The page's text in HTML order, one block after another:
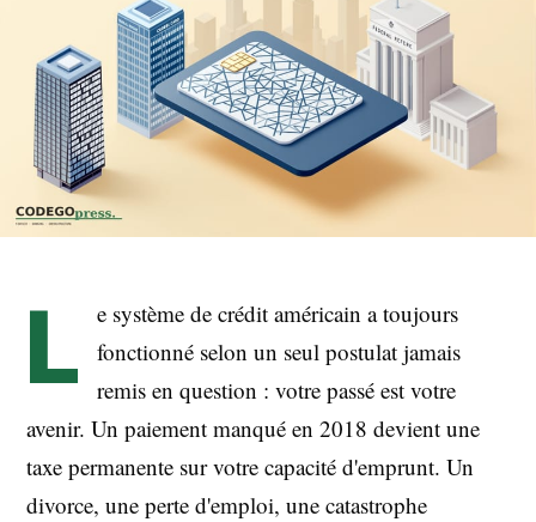
L
e système de crédit américain a toujours
fonctionné selon un seul postulat jamais
remis en question : votre passé est votre
avenir. Un paiement manqué en 2018 devient une
taxe permanente sur votre capacité d'emprunt. Un
divorce, une perte d'emploi, une catastrophe